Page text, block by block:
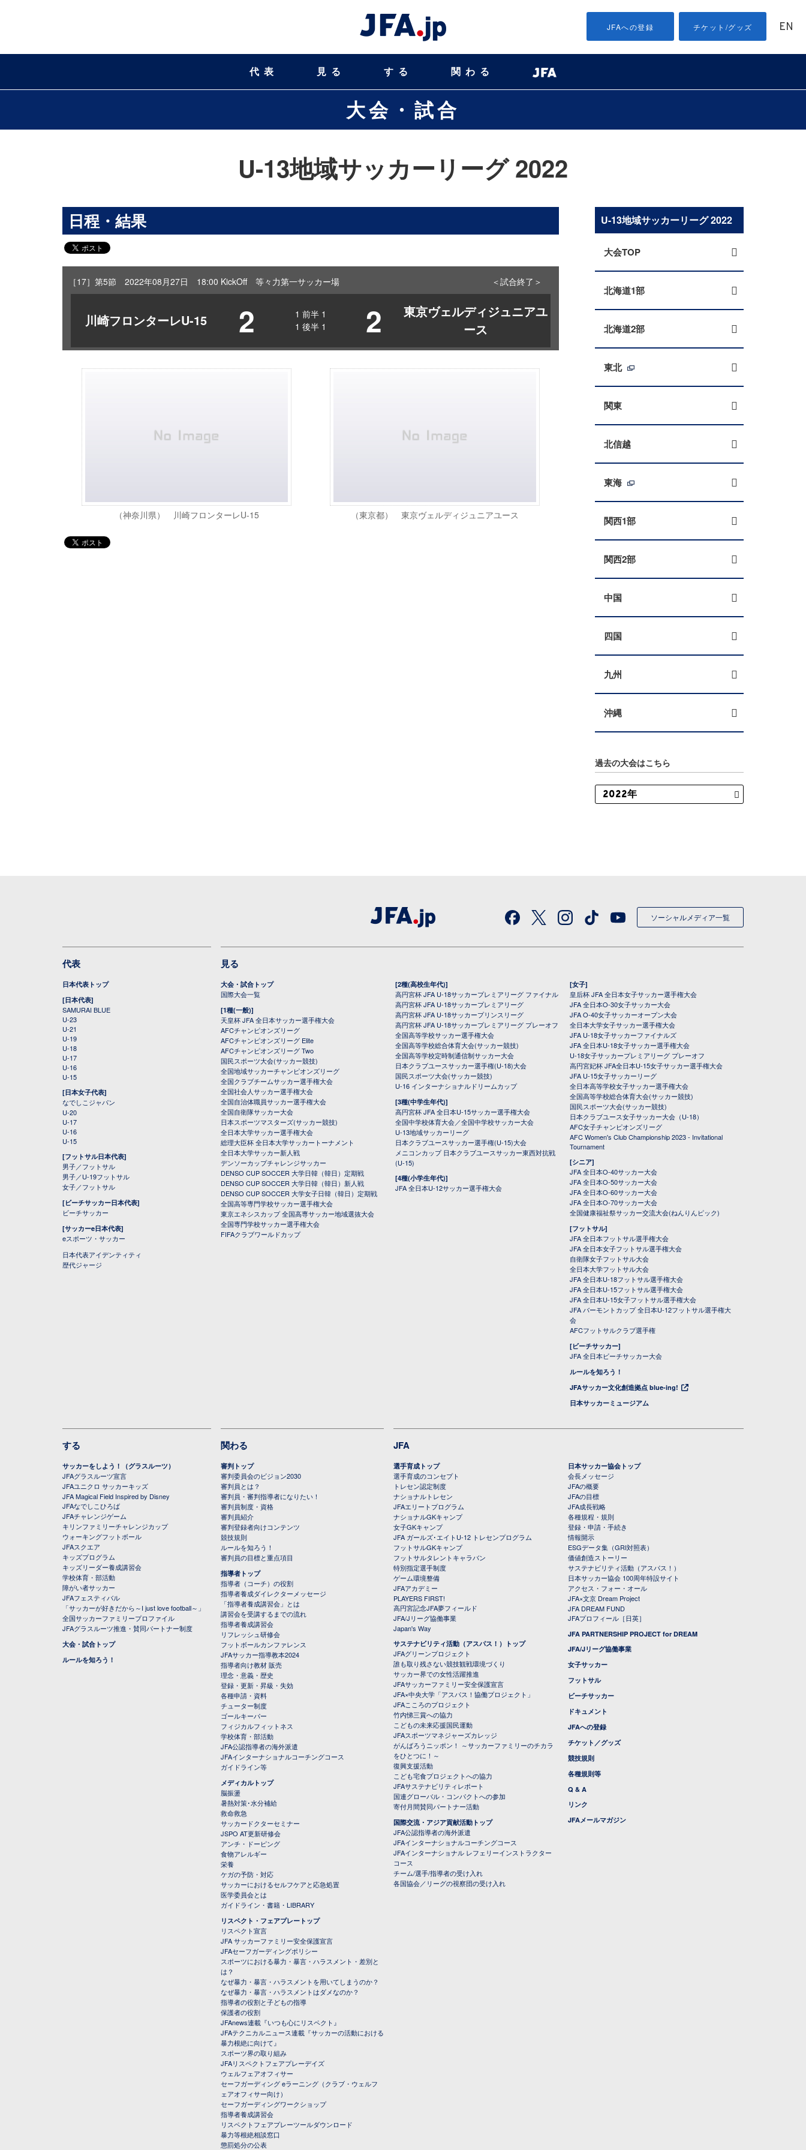
JFAへの登録 チケット/グッズ EN
代表 見る する 関わる
大会・試合
U-13地域サッカーリーグ 2022
日程・結果
［17］第5節 2022年08月27日 18:00 KickOff 等々力第一サッカー場 ＜試合終了＞
川崎フロンターレU-15 2 1 前半 1
1 後半 1 2
東京ヴェルディジュニアユ
ース
（神奈川県） 川崎フロンターレU-15 （東京都） 東京ヴェルディジュニアユース
U-13地域サッカーリーグ 2022
大会TOP
北海道1部
北海道2部
東北
関東
北信越
東海
関西1部
関西2部
中国
四国
九州
沖縄
過去の大会はこちら
ソーシャルメディア一覧
代表
日本代表トップ
[日本代表]
SAMURAI BLUE
U-23
U-21
U-19
U-18
U-17
U-16
U-15
[日本女子代表]
なでしこジャパン
U-20
U-17
U-16
U-15
[フットサル日本代表]
男子／フットサル
男子／U-19フットサル
女子／フットサル
[ビーチサッカー日本代表]
ビーチサッカー
[サッカーe日本代表]
eスポーツ・サッカー
日本代表アイデンティティ
歴代ジャージ
見る
大会・試合トップ
国際大会一覧
[1種(一般)]
天皇杯 JFA 全日本サッカー選手権大会
AFCチャンピオンズリーグ
AFCチャンピオンズリーグ Elite
AFCチャンピオンズリーグ Two
国民スポーツ大会(サッカー競技)
全国地域サッカーチャンピオンズリーグ
全国クラブチームサッカー選手権大会
全国社会人サッカー選手権大会
全国自治体職員サッカー選手権大会
全国自衛隊サッカー大会
日本スポーツマスターズ(サッカー競技)
全日本大学サッカー選手権大会
総理大臣杯 全日本大学サッカートーナメント
全日本大学サッカー新人戦
デンソーカップチャレンジサッカー
DENSO CUP SOCCER 大学日韓（韓日）定期戦
DENSO CUP SOCCER 大学日韓（韓日）新人戦
DENSO CUP SOCCER 大学女子日韓（韓日）定期戦
全国高等専門学校サッカー選手権大会
東京エネシスカップ 全国高専サッカー地域選抜大会
全国専門学校サッカー選手権大会
FIFAクラブワールドカップ
[2種(高校生年代)]
高円宮杯 JFA U-18サッカープレミアリーグ ファイナル
高円宮杯 JFA U-18サッカープレミアリーグ
高円宮杯 JFA U-18サッカープリンスリーグ
高円宮杯 JFA U-18サッカープレミアリーグ プレーオフ
全国高等学校サッカー選手権大会
全国高等学校総合体育大会(サッカー競技)
全国高等学校定時制通信制サッカー大会
日本クラブユースサッカー選手権(U-18)大会
国民スポーツ大会(サッカー競技)
U-16 インターナショナルドリームカップ
[3種(中学生年代)]
高円宮杯 JFA 全日本U-15サッカー選手権大会
全国中学校体育大会／全国中学校サッカー大会
U-13地域サッカーリーグ
日本クラブユースサッカー選手権(U-15)大会
メニコンカップ 日本クラブユースサッカー東西対抗戦
(U-15)
[4種(小学生年代)]
JFA 全日本U-12サッカー選手権大会
[女子]
皇后杯 JFA 全日本女子サッカー選手権大会
JFA 全日本O-30女子サッカー大会
JFA O-40女子サッカーオープン大会
全日本大学女子サッカー選手権大会
JFA U-18女子サッカーファイナルズ
JFA 全日本U-18女子サッカー選手権大会
U-18女子サッカープレミアリーグ プレーオフ
高円宮妃杯 JFA全日本U-15女子サッカー選手権大会
JFA U-15女子サッカーリーグ
全日本高等学校女子サッカー選手権大会
全国高等学校総合体育大会(サッカー競技)
国民スポーツ大会(サッカー競技)
日本クラブユース女子サッカー大会（U-18）
AFC女子チャンピオンズリーグ
AFC Women's Club Championship 2023 - Invitational
Tournament
[シニア]
JFA 全日本O-40サッカー大会
JFA 全日本O-50サッカー大会
JFA 全日本O-60サッカー大会
JFA 全日本O-70サッカー大会
全国健康福祉祭サッカー交流大会(ねんりんピック)
[フットサル]
JFA 全日本フットサル選手権大会
JFA 全日本女子フットサル選手権大会
自衛隊女子フットサル大会
全日本大学フットサル大会
JFA 全日本U-18フットサル選手権大会
JFA 全日本U-15フットサル選手権大会
JFA 全日本U-15女子フットサル選手権大会
JFA バーモントカップ 全日本U-12フットサル選手権大
会
AFCフットサルクラブ選手権
[ビーチサッカー]
JFA 全日本ビーチサッカー大会
ルールを知ろう！
JFAサッカー文化創造拠点 blue-ing!
日本サッカーミュージアム
する
サッカーをしよう！（グラスルーツ）
JFAグラスルーツ宣言
JFAユニクロ サッカーキッズ
JFA Magical Field Inspired by Disney
JFAなでしこひろば
JFAチャレンジゲーム
キリンファミリーチャレンジカップ
ウォーキングフットボール
JFAスクエア
キッズプログラム
キッズリーダー養成講習会
学校体育・部活動
障がい者サッカー
JFAフェスティバル
「サッカーが好きだから～I just love football～」
全国サッカーファミリープロファイル
JFAグラスルーツ推進・賛同パートナー制度
大会・試合トップ
ルールを知ろう！
関わる
審判トップ
審判委員会のビジョン2030
審判員とは？
審判員・審判指導者になりたい！
審判員制度・資格
審判員紹介
審判登録者向けコンテンツ
競技規則
ルールを知ろう！
審判員の目標と重点項目
指導者トップ
指導者（コーチ）の役割
指導者養成ダイレクターメッセージ
「指導者養成講習会」とは
講習会を受講するまでの流れ
指導者養成講習会
リフレッシュ研修会
フットボールカンファレンス
JFAサッカー指導教本2024
指導者向け教材 販売
理念・意義・歴史
登録・更新・昇級・失効
各種申請・資料
チューター制度
ゴールキーパー
フィジカルフィットネス
学校体育・部活動
JFA公認指導者の海外派遣
JFAインターナショナルコーチングコース
ガイドライン等
メディカルトップ
脳振盪
暑熱対策･水分補給
救命救急
サッカードクターセミナー
JSPO AT更新研修会
アンチ・ドーピング
食物アレルギー
栄養
ケガの予防・対応
サッカーにおけるセルフケアと応急処置
医学委員会とは
ガイドライン・書籍・LIBRARY
リスペクト・フェアプレートップ
リスペクト宣言
JFA サッカーファミリー安全保護宣言
JFAセーフガーディングポリシー
スポーツにおける暴力・暴言・ハラスメント・差別と
は？
なぜ暴力・暴言・ハラスメントを用いてしまうのか？
なぜ暴力・暴言・ハラスメントはダメなのか？
指導者の役割と子どもの指導
保護者の役割
JFAnews連載『いつも心にリスペクト』
JFAテクニカルニュース連載『サッカーの活動における
暴力根絶に向けて』
スポーツ界の取り組み
JFAリスペクトフェアプレーデイズ
ウェルフェアオフィサー
セーフガーディング eラーニング（クラブ・ウェルフ
ェアオフィサー向け）
セーフガーディングワークショップ
指導者養成講習会
リスペクトフェアプレーツールダウンロード
暴力等根絶相談窓口
懲罰処分の公表
JFA
選手育成トップ
選手育成のコンセプト
トレセン認定制度
ナショナルトレセン
JFAエリートプログラム
ナショナルGKキャンプ
女子GKキャンプ
JFA ガールズ･エイトU-12 トレセンプログラム
フットサルGKキャンプ
フットサルタレントキャラバン
特別指定選手制度
ゲーム環境整備
JFAアカデミー
PLAYERS FIRST!
高円宮記念JFA夢フィールド
JFA/Jリーグ協働事業
Japan's Way
サステナビリティ活動（アスパス！）トップ
JFAグリーンプロジェクト
誰も取り残さない競技観戦環境づくり
サッカー界での女性活躍推進
JFAサッカーファミリー安全保護宣言
JFA×中央大学「アスパス！協働プロジェクト」
JFAこころのプロジェクト
竹内悌三賞への協力
こどもの未来応援国民運動
JFAスポーツマネジャーズカレッジ
がんばろうニッポン！ ～サッカーファミリーのチカラ
をひとつに！～
復興支援活動
こども宅食プロジェクトへの協力
JFAサステナビリティレポート
国連グローバル・コンパクトへの参加
寄付月間賛同パートナー活動
国際交流・アジア貢献活動トップ
JFA公認指導者の海外派遣
JFAインターナショナルコーチングコース
JFAインターナショナル レフェリーインストラクター
コース
チーム/選手/指導者の受け入れ
各国協会／リーグの視察団の受け入れ
日本サッカー協会トップ
会長メッセージ
JFAの概要
JFAの目標
JFA成長戦略
各種規程・規則
登録・申請・手続き
情報開示
ESGデータ集（GRI対照表）
価値創造ストーリー
サステナビリティ活動（アスパス！）
日本サッカー協会 100周年特設サイト
アクセス・フォー・オール
JFA×文京 Dream Project
JFA DREAM FUND
JFAプロフィール［日英］
JFA PARTNERSHIP PROJECT for DREAM
JFA/Jリーグ協働事業
女子サッカー
フットサル
ビーチサッカー
ドキュメント
JFAへの登録
チケット／グッズ
競技規則
各種規則等
Q & A
リンク
JFAメールマガジン